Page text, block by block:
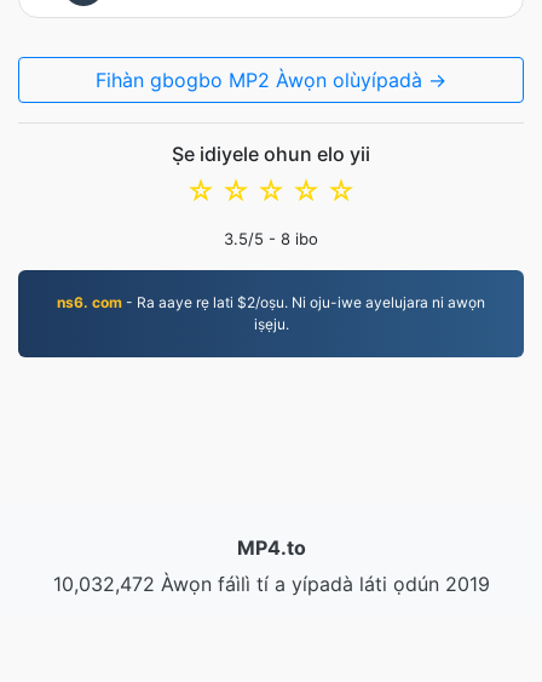
Fihàn gbogbo MP2 Àwọn olùyípadà →
Ṣe idiyele ohun elo yii
☆
☆
☆
☆
☆
3.5/5 - 8 ibo
ns6. com - Ra aaye rẹ lati $2/oṣu. Ni oju-iwe ayelujara ni awọn
iṣẹju.
MP4.to
10,032,472 Àwọn fáìlì tí a yípadà láti ọdún 2019